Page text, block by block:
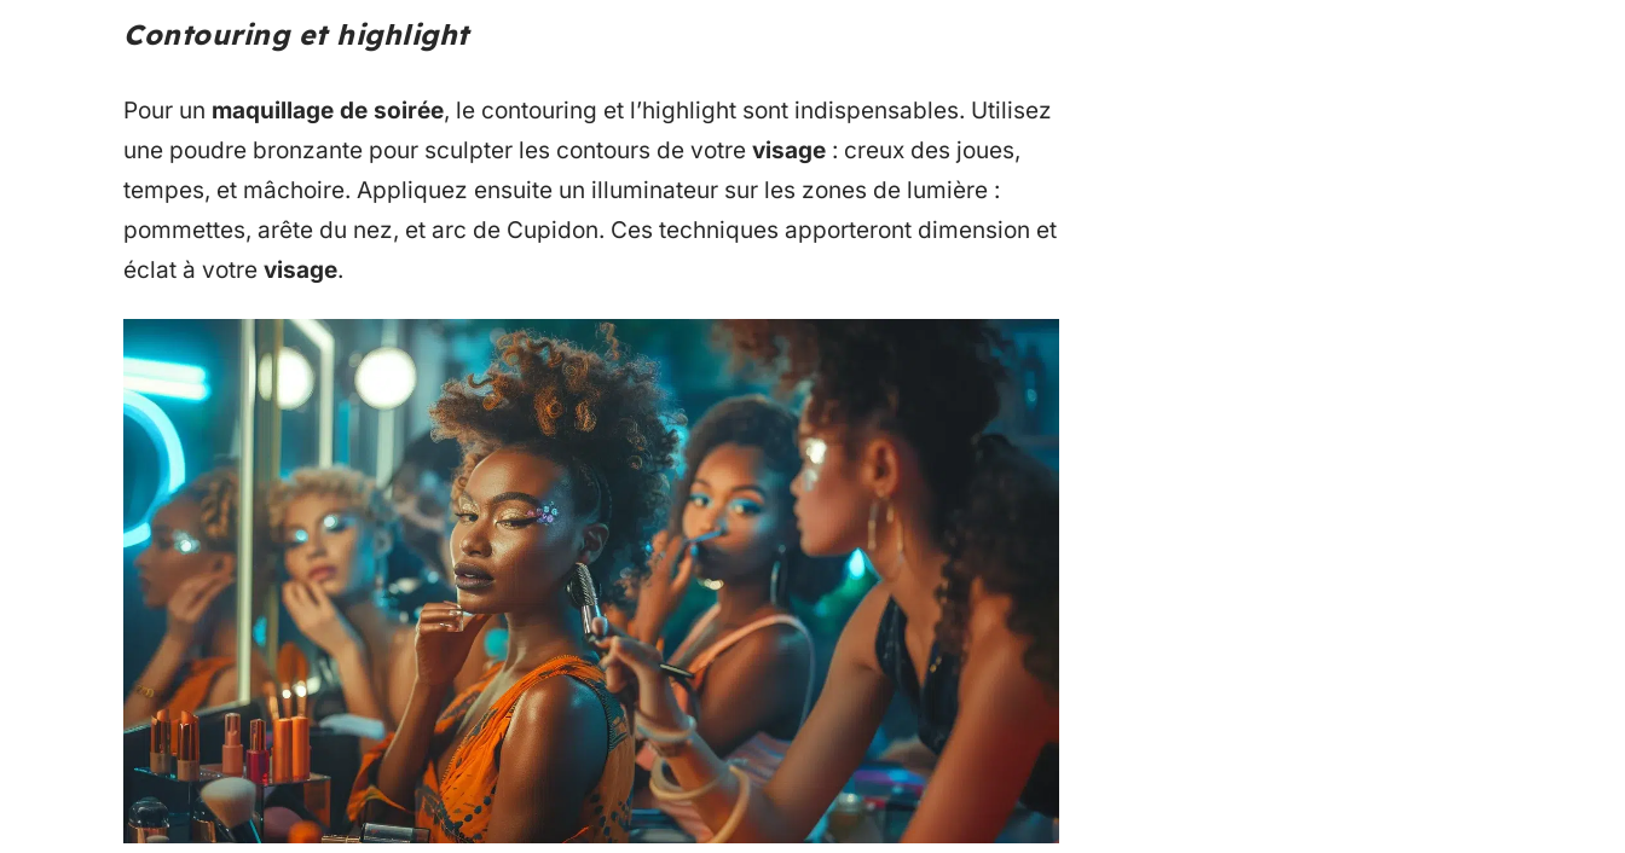
Contouring et highlight
Pour un maquillage de soirée, le contouring et l’highlight sont indispensables. Utilisez
une poudre bronzante pour sculpter les contours de votre visage : creux des joues,
tempes, et mâchoire. Appliquez ensuite un illuminateur sur les zones de lumière :
pommettes, arête du nez, et arc de Cupidon. Ces techniques apporteront dimension et
éclat à votre visage.